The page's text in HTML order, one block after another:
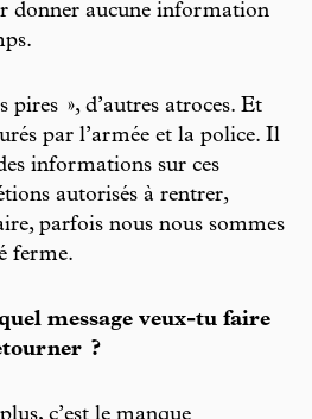
donner aucune information
», d’autres atroces. Et
par l’armée et la police. Il
informations sur ces
autorisés à rentrer,
parfois nous nous sommes
ferme.
message veux-tu faire
?